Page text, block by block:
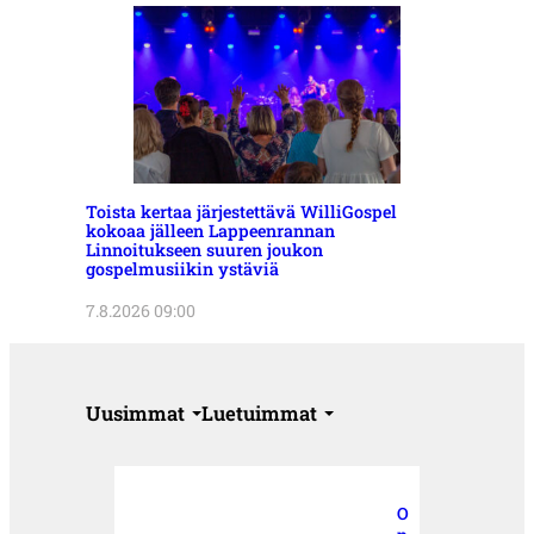
Toista kertaa järjestettävä WilliGospel
kokoaa jälleen Lappeenrannan
Linnoitukseen suuren joukon
gospelmusiikin ystäviä
7.8.2026 09:00
Uusimmat Luetuimmat
O